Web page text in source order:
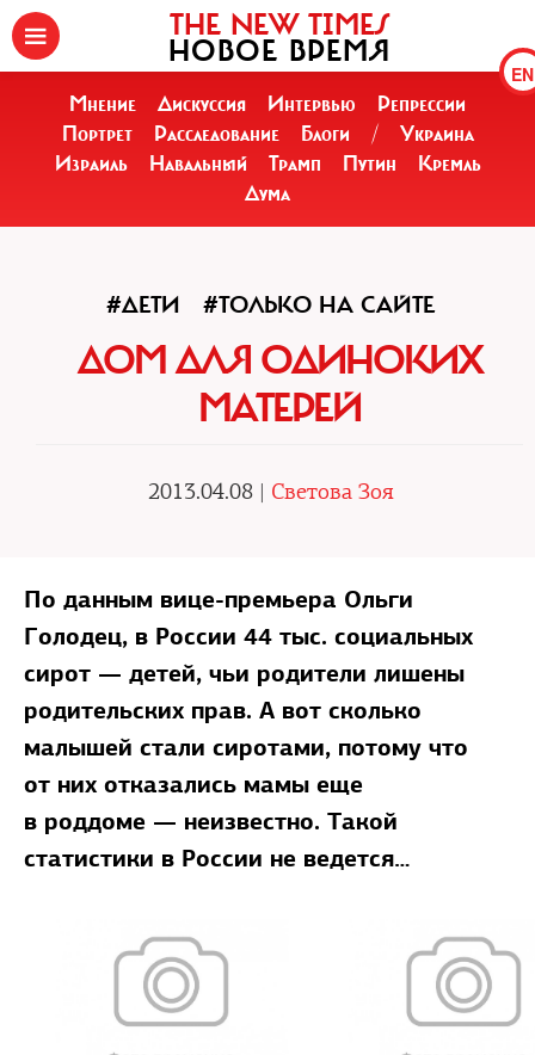
EN
THE NEW TIMES
НОВОЕ ВРЕМЯ
Мнение Дискуссия Интервью
Репрессии
Портрет
Расследование Блоги /
Украина
Израиль
Навальный Трамп Путин
Кремль
Дума
#ДЕТИ #ТОЛЬКО НА САЙТЕ
ДОМ ДЛЯ ОДИНОКИХ
МАТЕРЕЙ
2013.04.08 | Светова Зоя
По данным вице-премьера Ольги
Голодец, в России 44 тыс. социальных
сирот — детей, чьи родители лишены
родительских прав. А вот сколько
малышей стали сиротами, потому что
от них отказались мамы еще
в роддоме — неизвестно. Такой
статистики в России не ведется…